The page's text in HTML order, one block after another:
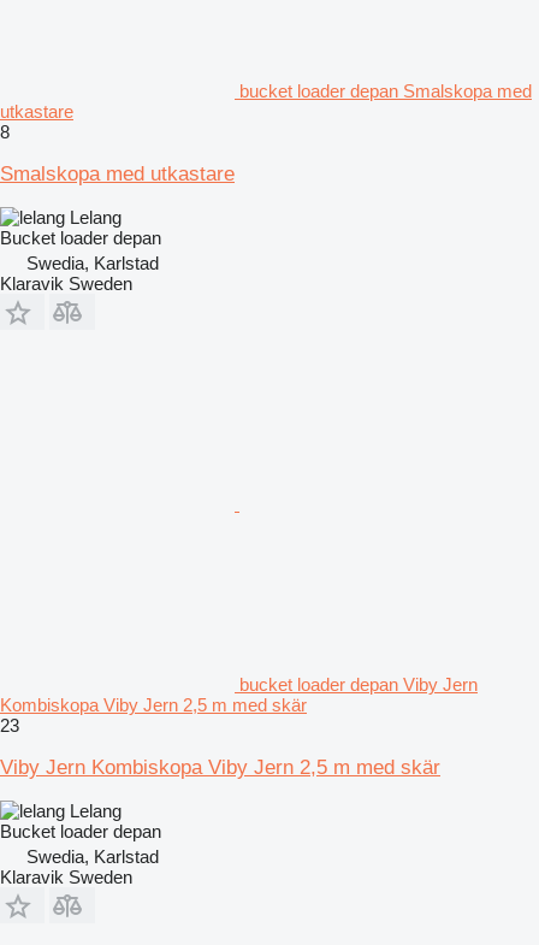
bucket loader depan Smalskopa med
utkastare
8
Smalskopa med utkastare
Lelang
Bucket loader depan
Swedia, Karlstad
Klaravik Sweden
bucket loader depan Viby Jern
Kombiskopa Viby Jern 2,5 m med skär
23
Viby Jern Kombiskopa Viby Jern 2,5 m med skär
Lelang
Bucket loader depan
Swedia, Karlstad
Klaravik Sweden